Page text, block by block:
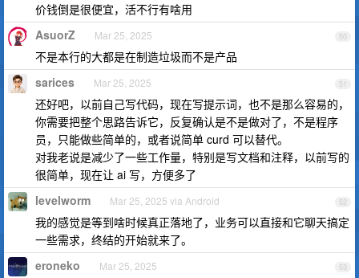
价钱倒是很便宜，活不行有啥用
50
AsuorZ Mar 25, 2025
不是本行的大都是在制造垃圾而不是产品
51
sarices Mar 25, 2025
还好吧，以前自己写代码，现在写提示词，也不是那么容易的，
你需要把整个思路告诉它，反复确认是不是做对了，不是程序
员，只能做些简单的，或者说简单 curd 可以替代。
对我老说是减少了一些工作量，特别是写文档和注释，以前写的
很简单，现在让 ai 写，方便多了
52
levelworm Mar 25, 2025 via Android
我的感觉是等到啥时候真正落地了，业务可以直接和它聊天搞定
一些需求，终结的开始就来了。
53
eroneko Mar 25, 2025